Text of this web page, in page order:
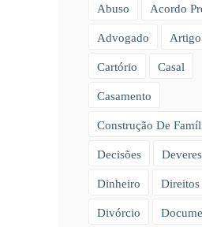
Abuso Acordo
Advogado Artigo
Cartório Casal
Casamento
Construção De
Decisões Deveres
Dinheiro Direitos
Divórcio